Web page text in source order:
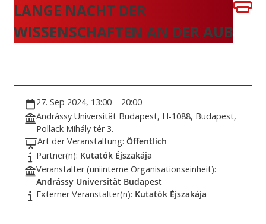
LANGE NACHT DER
WISSENSCHAFTEN AN DER AUB
27. Sep 2024, 13:00 – 20:00
Andrássy Universität Budapest, H-1088, Budapest,
Pollack Mihály tér 3.
Art der Veranstaltung: Öffentlich
Partner(n): Kutatók Éjszakája
Veranstalter (uniinterne Organisationseinheit):
Andrássy Universität Budapest
Externer Veranstalter(n): Kutatók Éjszakája